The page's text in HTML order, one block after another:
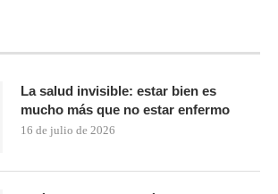
La salud invisible: estar bien es
mucho más que no estar enfermo
16 de julio de 2026